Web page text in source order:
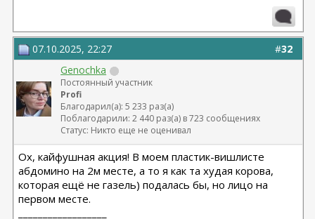
#32
07.10.2025, 22:27
Genochka
Постоянный участник
Profi
Благодарил(а): 5 233 раз(а)
Поблагодарили: 2 440 раз(а) в 723 сообщениях
Статус: Никто еще не оценивал
Ох, кайфушная акция! В моем пластик-вишлисте
абдомино на 2м месте, а то я как та худая корова,
которая ещё не газель) подалась бы, но лицо на
первом месте.